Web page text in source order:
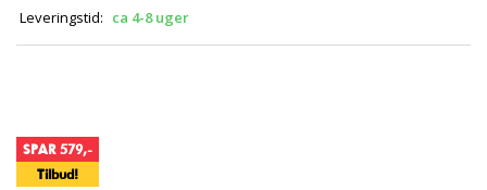
Leveringstid: ca 4-8 uger
SPAR 579,-
Tilbud!